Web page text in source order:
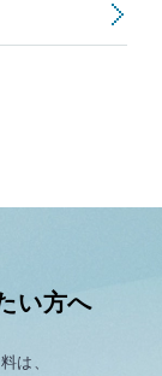
い方へ
は、